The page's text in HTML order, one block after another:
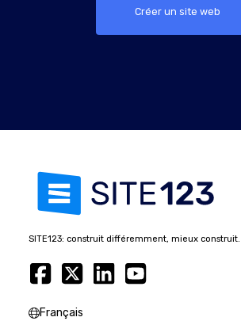
Créer un site web
SITE123: construit différemment, mieux construit.
Français